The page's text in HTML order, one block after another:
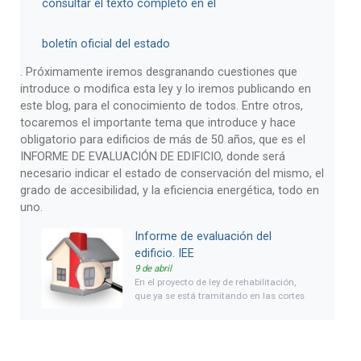
consultar el texto completo en el
boletín oficial del estado
. Próximamente iremos desgranando cuestiones que
introduce o modifica esta ley y lo iremos publicando en
este blog, para el conocimiento de todos. Entre otros,
tocaremos el importante tema que introduce y hace
obligatorio para edificios de más de 50 años, que es el
INFORME DE EVALUACIÓN DE EDIFICIO, donde será
necesario indicar el estado de conservación del mismo, el
grado de accesibilidad, y la eficiencia energética, todo en
uno.
Informe de evaluación del
edificio. IEE
9 de abril
En el proyecto de ley de rehabilitación,
que ya se está tramitando en las cortes